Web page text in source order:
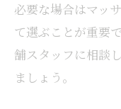
必要な場合はマッ
て選ぶことが重要
舗スタッフに相談
ましょう。